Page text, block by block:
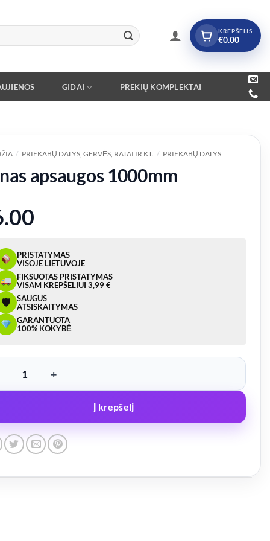
KREPŠELIS
€0.00
GIDAI PREKIŲ KOMPLEKTAI
/ PRIEKABŲ DALYS, GERVĖS, RATAI IR KT. / PRIEKABŲ DALYS
apsaugos 1000mm
PRISTATYMAS
VISOJE LIETUVOJE
FIKSUOTAS PRISTATYMAS
VISAM KREPŠELIUI 3,99 €
🛡
SAUGUS
ATSISKAITYMAS
GARANTUOTA
100% KOKYBĖ
kiekis: Lynas apsaugos 1000mm
Į krepšelį